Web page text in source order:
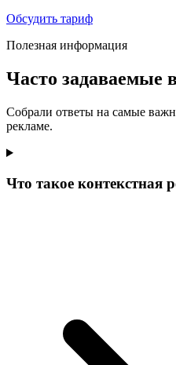
Обсудить тариф
Полезная информация
Часто задаваемые
Собрали ответы на самые
рекламе.
Что такое контекстная